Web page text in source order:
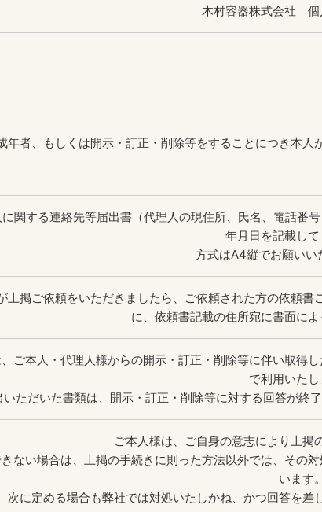
木村容器株式会社 個
年者、もしくは開示・訂正・削除等をすることにつき本
関する連絡先等届出書（代理人の現住所、氏名、電話番
年月日を記載して
方式はA4縦でお願いい
上掲ご依頼をいただきましたら、ご依頼された方の依頼
に、依頼書記載の住所宛に書面によ
ご本人・代理人様からの開示・訂正・削除等に伴い取得
で利用いたし
いただいた書類は、開示・訂正・削除等に対する回答が終
ご本人様は、ご自身の意志により上掲
ない場合は、上掲の手続きに則った方法以外では、その
います。
次に定める場合も弊社では対処いたしかね、かつ回答を差